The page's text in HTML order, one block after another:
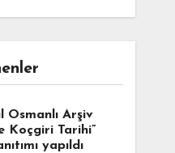
Osmanlı Arşiv
Koçgiri Tarihi”
yapıldı